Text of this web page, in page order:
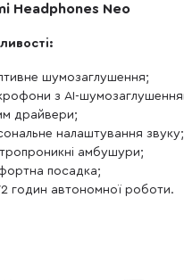
Headphones Neo
шумозаглушення;
з AI-
драйвери;
налаштування звуку;
амбушури;
посадка;
годин автономної роботи.